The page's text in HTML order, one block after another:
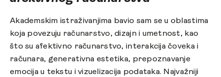
Akademskim istraživanjima bavio sam se u oblastima
koja povezuju računarstvo, dizajn i umetnost, kao
što su afektivno računarstvo, interakcija čoveka i
računara, generativna estetika, prepoznavanje
emocija u tekstu i vizuelizacija podataka. Najvažniji